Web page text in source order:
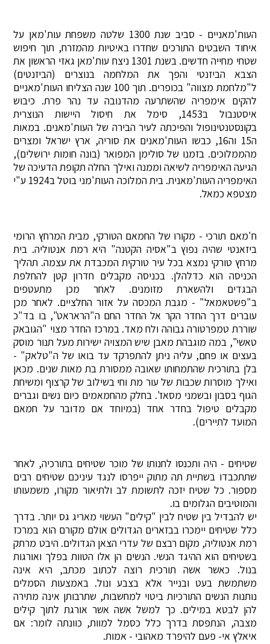
העות'מאניים - סביב שנת 1300 שלטה משפחת עות'מאן על
איחוד השבטים התורכים שחדרו באיטיות מהמזרח, תוך חיפוש
שטחי מחייה חדשים. בשנת 1301 ניצח עות'מאן גאזי הראשון את
הצבא הביזנטי והפך את המלחמה בנוצרים (הביזנטים)
ל"מלחמת מצווה" בכופרים. תוך 100 שנה הצליחו העות'מאניים
להקים אימפריה שהשתרעה מהדנובה עד נהר פרת. כיבוש
איסטנבול ב1453, סימל את חיסול היישות הנוצרית
בקונסטנטינופול והפיכתה לעיר הבירה של העות'מאנים. במאות
ה15 וה16, כבשו העות'מאנים את סוריה, ארץ ישראל ומצרים
מהממלוכים. בזמנו של סולימן המפואר (בונה חומות ירושלים),
הגיעה האימפריה לשיאה וממנה ואילך החלה תקופת הדעיכה של
האימפריה העות'מאנית. בית המלוכה העות'מני בוטל ב1924 ע"י
מצטפא כמאל.
ח'מאם תורכי - מקורו של החמאם הטורקי, מבית המרחץ הרומי
ביזאנטי שהיה נפוץ ב"אסיה הקטנה" היא רמת אנטוליה. בית
מרחץ טורקי נמצא בכל עיר טורקית המכבדת את עצמה. תהליך
הכניסה הוא כדלהלן. בכניסה מקבלים חדרון קטן להחלפת
הבגדים ולהשארת מזומנים. לאחר מכן מתעטפים
ב"פשטאמאל" - מגבת המכסה על אזור החלציים. לאחר מכן
עוברים דרך החדר הקר אל החדר החם ה"הראראט", בו בד"כ
שוררת טמפרטורה גבוהה ולח מאד. במרכז החדר מצוי "הגובאק
טאשי", במה מוגבהת מאבן שיש המצויה ישירות מעל תנור מוסק
בעצים או פחם, עליה ניתן להתפרקד עד בואו של ה"טלאק" -
בלן בתורכית שהתמחותו שאובה ממסורת בת מאות שנים. מכאן
ואילך מוסרות שכבות של עור מת וחי בשילוב של קרצוף ומשיחת
הגוף בסבון ובשמני מסאז'. בחלק מהחמאמים כיום נשים וגברים
מקבלים טיפול בחדר אחד (במיוחד אם מדובר על חמאם
המועד לתיירים).
שטיחים - היה ותכנסו לחנותו של מוכר שטיחים בתורכיה, לאחר
שתתכבדו בשתיית תה מתוק ייפרסו לנגד עיניכם שטיחים רבים
מספור. כל שטיח יזכה לתשומת לב ולתיאור מקורו, משמעותו
והמוטיבים הגלומים בו.
יש להבדיל בין שטיח לבין "קילים" העשוי מאריג גס יותר. בדרך
כלל שטיחים יימכרו בבזארים הגדולים אולם מקורם הוא במרכז
רמת אנטוליה, מקום רבצם של עדרי הצאן הגדולים. היבט מרתק
בשטיחים הוא ההיגד הנשי. הנשים הן אלו הטוות בפלך ואורגות
בנול. כאשר אשה תורכית רוצה לכתוב מכתב, היא אינה
משתמשת בעט ובנייר אלא בצבע ונול. באמצעות הסמלים
נותנות הנשים התורכיות ביטוי למחשבות, שתרבותן אינה מתירה
להן לבטא במילים. כך למשל אשה אשר אורגת לתוך קילים
מצבה, הנתפסת בדרך כלל כסמל למוות, כוונתה לומר: אם
איאלץ אי- פעם להיפרד מאהובי - אמות.